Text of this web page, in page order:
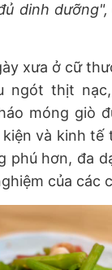
dinh dưỡng",
xưa ở cữ
ngót thịt
móng giò
và kinh tế
phú hơn, đa
của các